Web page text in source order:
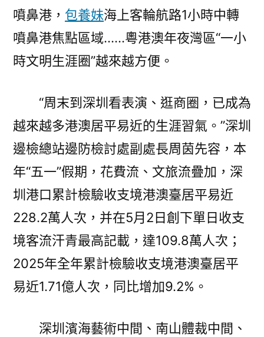
噴鼻港， 包養妹海上客輪航路1小時中轉
噴鼻港焦點區域……粵港澳年夜灣區“一小
時文明生涯圈”越來越方便。
“周末到深圳看表演、逛商圈，已成為
越來越多港澳居平易近的生涯習氣。”深圳
邊檢總站邊防檢討處副處長周茵先容，本
年“五一”假期，花費流、文旅流疊加，深
圳港口累計檢驗收支境港澳臺居平易近
228.2萬人次，并在5月2日創下單日收支
境客流汗青最高記載，達109.8萬人次；
2025年全年累計檢驗收支境港澳臺居平
易近1.71億人次，同比增加9.2%。
深圳濱海藝術中間、南山體裁中間、